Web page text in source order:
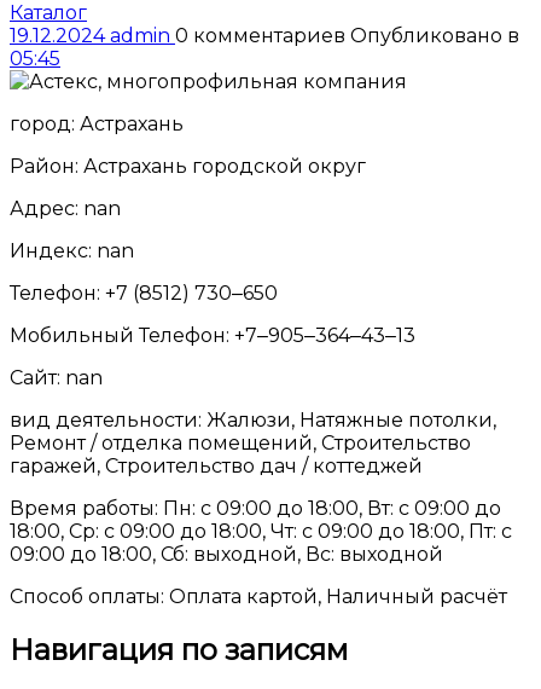
Каталог
19.12.2024 admin 0 комментариев Опубликовано в
05:45
город: Астрахань
Район: Астрахань городской округ
Адрес: nan
Индекс: nan
Телефон: +7 (8512) 730‒650
Мобильный Телефон: +7‒905‒364‒43‒13
Сайт: nan
вид деятельности: Жалюзи, Натяжные потолки,
Ремонт / отделка помещений, Строительство
гаражей, Строительство дач / коттеджей
Время работы: Пн: с 09:00 до 18:00, Вт: с 09:00 до
18:00, Ср: с 09:00 до 18:00, Чт: с 09:00 до 18:00, Пт: с
09:00 до 18:00, Сб: выходной, Вс: выходной
Способ оплаты: Оплата картой, Наличный расчёт
Навигация по записям